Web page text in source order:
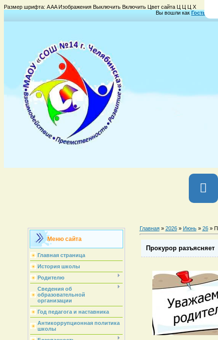
Размер шрифта: AAAИзображения Выключить Включить Цвет сайта Ц Ц Ц Х
Вы вошли как Гость
Меню сайта
Главная страница
История школы
Родителю
Сведения об
образовательной
организации
Год педагога и наставника
Антикоррупционная политика
школы
Главная» 2026 » Июнь » 26»
Прокурор разъясняет